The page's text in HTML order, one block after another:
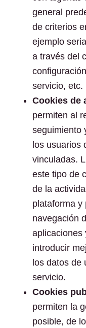
general
de criterios
ejemplo
a través del
servicio, etc.
Cookies de
permiten al
seguimiento
los usuarios
vinculadas.
este tipo de
de la
plataforma y
navegación
aplicaciones
introducir
los datos de
servicio.
Cookies
permiten la
posible, de